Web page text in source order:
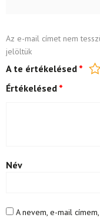
Az e-mail címet nem
jelöltük
A te értékelésed *
Értékelésed *
Név
A nevem, e-mail